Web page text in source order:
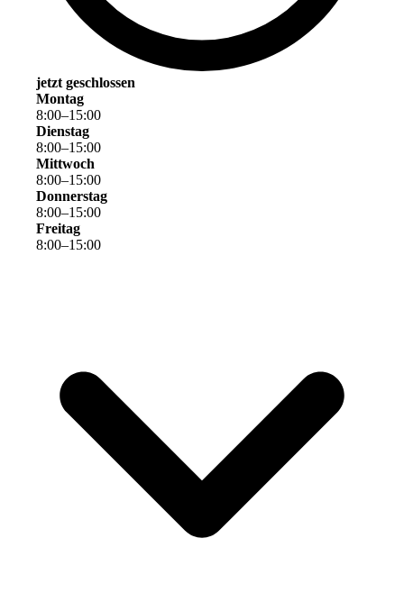
jetzt geschlossen
Montag
8:00–15:00
Dienstag
8:00–15:00
Mittwoch
8:00–15:00
Donnerstag
8:00–15:00
Freitag
8:00–15:00